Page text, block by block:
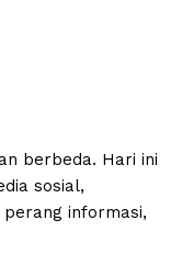
berbeda. Hari ini
sosial,
informasi,